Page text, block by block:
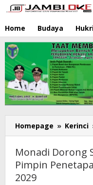
Lewati
ke
konten
Home Budaya
Homepage » Kerinci
Monadi Dorong
Pimpin
2029